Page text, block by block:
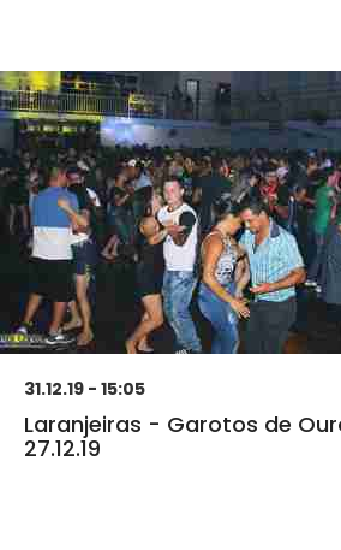
31.12.19 - 15:05
Laranjeiras - Garotos de
27.12.19